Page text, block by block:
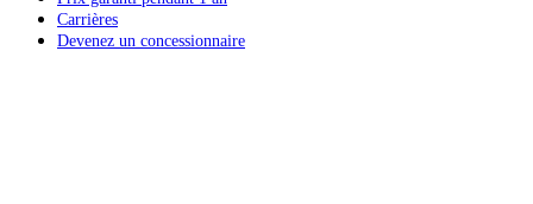
Carrières
Devenez un concessionnaire